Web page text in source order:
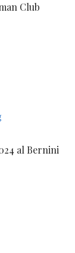
Club
al Bernini